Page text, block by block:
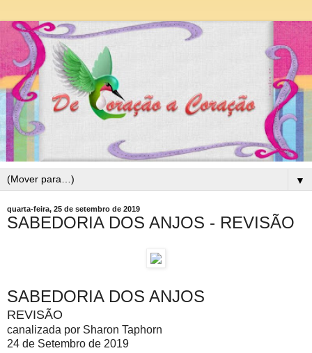
▼
quarta-feira, 25 de setembro de 2019
SABEDORIA DOS ANJOS - REVISÃO
SABEDORIA DOS ANJOS
REVISÃO
canalizada por Sharon Taphorn
24 de Setembro de 2019